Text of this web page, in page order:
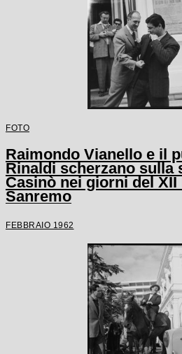
FOTO
Raimondo Vianello e il
Rinaldi scherzano sulla
Casinò nei giorni del XII
Sanremo
FEBBRAIO 1962